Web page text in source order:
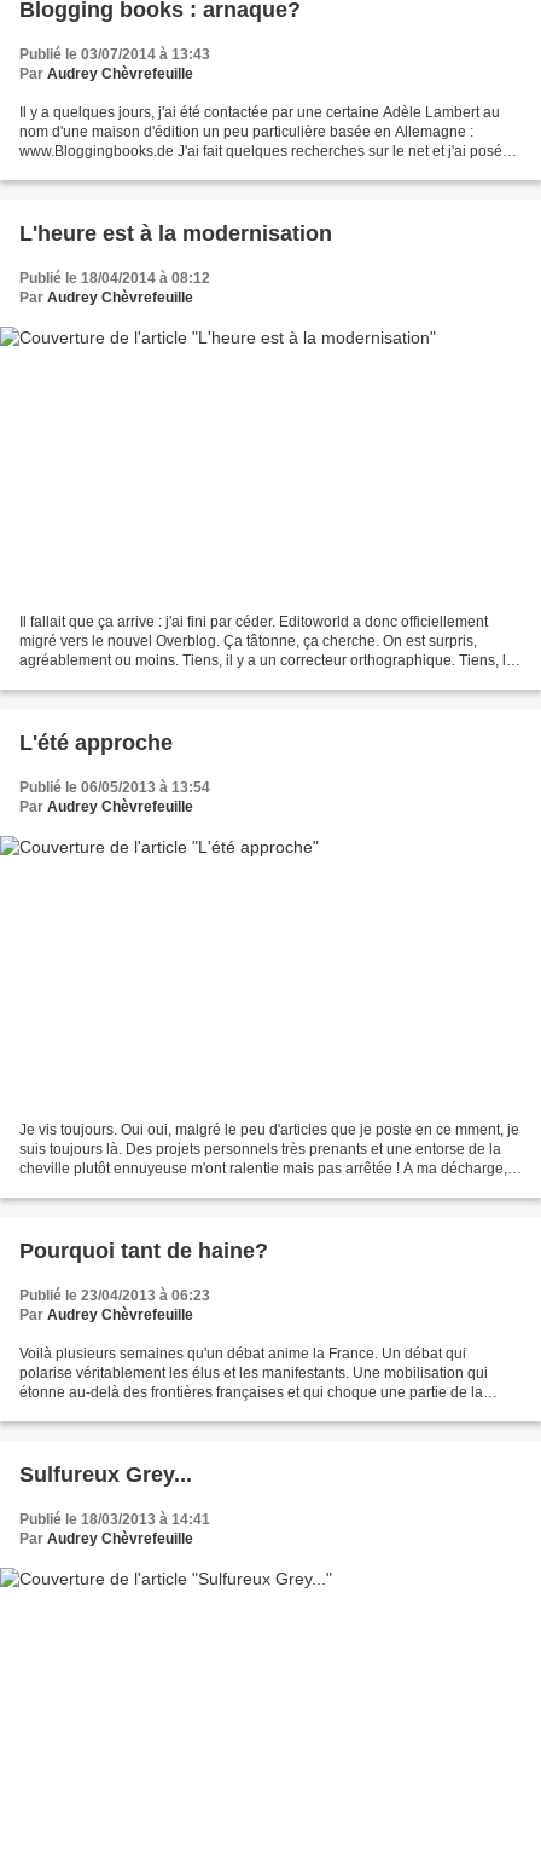
Blogging books : arnaque?
Publié le 03/07/2014 à 13:43
Par Audrey Chèvrefeuille
Il y a quelques jours, j'ai été contactée par une certaine Adèle Lambert au
nom d'une maison d'édition un peu particulière basée en Allemagne :
www.Bloggingbooks.de J'ai fait quelques recherches sur le net et j'ai posé
L'heure est à la modernisation
Publié le 18/04/2014 à 08:12
Par Audrey Chèvrefeuille
Il fallait que ça arrive : j'ai fini par céder. Editoworld a donc officiellement
migré vers le nouvel Overblog. Ça tâtonne, ça cherche. On est surpris,
agréablement ou moins. Tiens, il y a un correcteur orthographique. Tiens, la
L'été approche
Publié le 06/05/2013 à 13:54
Par Audrey Chèvrefeuille
Je vis toujours. Oui oui, malgré le peu d'articles que je poste en ce mment, je
suis toujours là. Des projets personnels très prenants et une entorse de la
cheville plutôt ennuyeuse m'ont ralentie mais pas arrêtée ! A ma décharge,
Pourquoi tant de haine?
Publié le 23/04/2013 à 06:23
Par Audrey Chèvrefeuille
Voilà plusieurs semaines qu'un débat anime la France. Un débat qui
polarise véritablement les élus et les manifestants. Une mobilisation qui
étonne au-delà des frontières françaises et qui choque une partie de la
Sulfureux Grey...
Publié le 18/03/2013 à 14:41
Par Audrey Chèvrefeuille